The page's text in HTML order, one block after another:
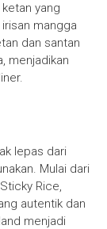
yang
mangga
dan santan
menjadikan
lepas dari
Mulai dari
Rice,
autentik dan
menjadi